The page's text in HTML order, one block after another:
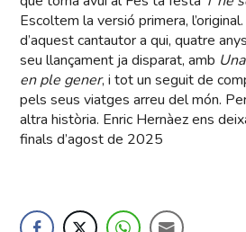
Escoltem la versió primera,
d’aquest cantautor a qui, quatre
seu llançament ja disparat, amb
en ple gener, i tot un seguit de
pels seus viatges arreu del món.
altra història. Enric Hernàez ens
finals d’agost de 2025